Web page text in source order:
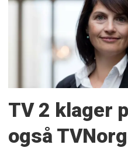
TV 2 klager
også